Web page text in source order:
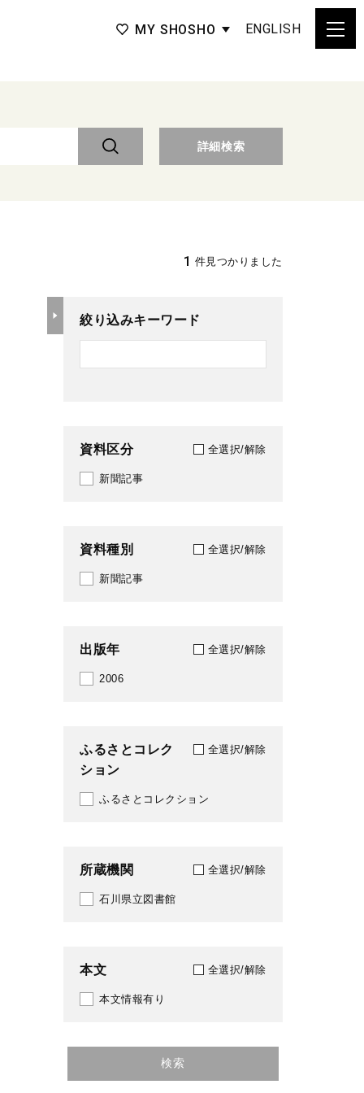
MY SHOSHO ENGLISH
詳細検索
1 件見つかりました
絞り込みキーワード
資料区分 全選択/解除
新聞記事
資料種別 全選択/解除
新聞記事
出版年 全選択/解除
2006
ふるさとコレク
ション
全選択/解除
ふるさとコレクション
所蔵機関 全選択/解除
石川県立図書館
本文 全選択/解除
本文情報有り
検索